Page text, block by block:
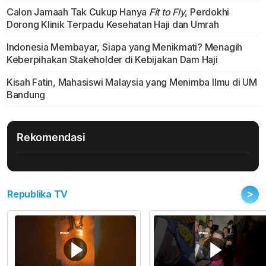
Calon Jamaah Tak Cukup Hanya Fit to Fly, Perdokhi
Dorong Klinik Terpadu Kesehatan Haji dan Umrah
Indonesia Membayar, Siapa yang Menikmati? Menagih
Keberpihakan Stakeholder di Kebijakan Dam Haji
Kisah Fatin, Mahasiswi Malaysia yang Menimba Ilmu di UM
Bandung
Rekomendasi
Republika TV >